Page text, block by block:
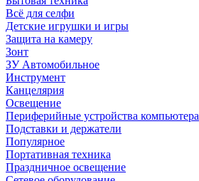
Всё для селфи
Детские игрушки и игры
Защита на камеру
Зонт
ЗУ Автомобильное
Инструмент
Канцелярия
Освещение
Периферийные устройства компьютера
Подставки и держатели
Популярное
Портативная техника
Праздничное освещение